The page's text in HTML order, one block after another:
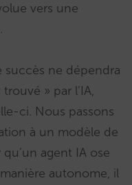
vers une
succès ne dépendra
» par l’IA,
ci. Nous passons
à un modèle de
qu’un agent IA ose
autonome, il